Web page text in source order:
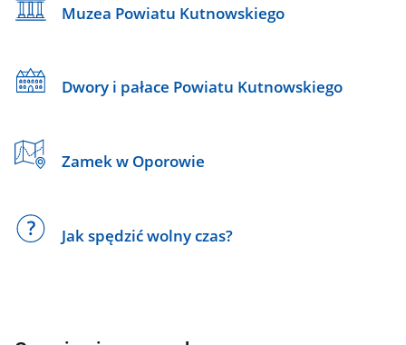
Muzea Powiatu Kutnowskiego
Dwory i pałace Powiatu Kutnowskiego
Zamek w Oporowie
Jak spędzić wolny czas?